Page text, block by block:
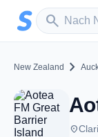
Zum Hauptinhalt
search
Sender
New Zealand chevron_right
place